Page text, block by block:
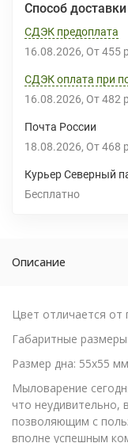
Способ доставки
СДЭК предоплата
16.08.2026 От 455
СДЭК оплата при
16.08.2026 От 482
Почта России
18.08.2026 От 468
Курьер Северный
Бесплатно
Описание
Цвет отличается от
Габаритные
Размер дна: 55х55 мм
Мыловарение
что
позволяющим с
вполне успешным